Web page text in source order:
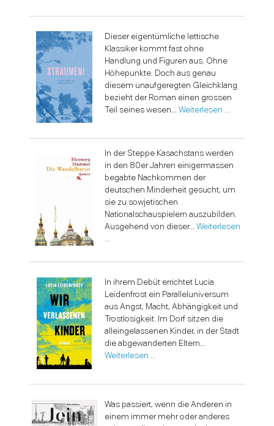
Dieser eigentümliche lettische
Klassiker kommt fast ohne
Handlung und Figuren aus. Ohne
Höhepunkte. Doch aus genau
diesem unaufgeregten Gleichklang
bezieht der Roman einen grossen
Teil seines wesen... Weiterlesen …
In der Steppe Kasachstans werden
in den 80er Jahren einigermassen
begabte Nachkommen der
deutschen Minderheit gesucht, um
sie zu sowjetischen
Nationalschauspielern auszubilden.
Ausgehend von dieser... Weiterlesen
…
In ihrem Debüt errichtet Lucia
Leidenfrost ein Paralleluniversum
aus Angst, Macht, Abhängigkeit und
Trostlosigkeit. Im Dorf sitzen die
alleingelassenen Kinder, in der Stadt
die abgewanderten Eltern...
Weiterlesen …
Was passiert, wenn die Anderen in
einem immer mehr oder anderes